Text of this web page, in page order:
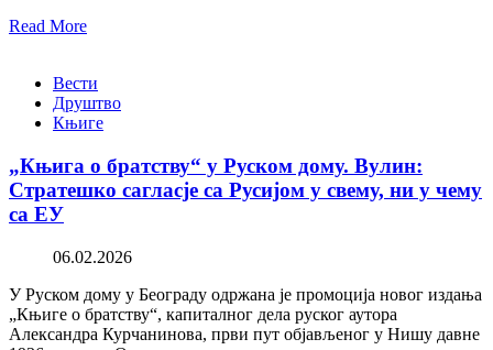
Read More
Вести
Друштво
Књиге
„Књига о братству“ у Руском дому. Вулин:
Стратешко сагласје са Русијом у свему, ни у чему
са ЕУ
06.02.2026
У Руском дому у Београду одржана је промоција новог издања
„Књиге о братству“, капиталног дела руског аутора
Александра Курчанинова, први пут објављеног у Нишу давне